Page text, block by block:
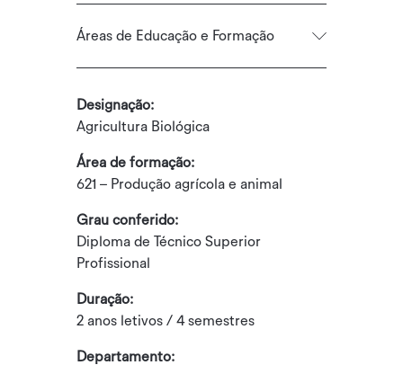
Áreas de Educação e Formação
Designação:
Agricultura Biológica
Área de formação:
621 – Produção agrícola e animal
Grau conferido:
Diploma de Técnico Superior
Profissional
Duração:
2 anos letivos / 4 semestres
Departamento: